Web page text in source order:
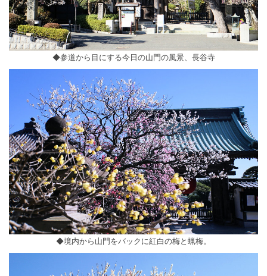
◆参道から目にする今日の山門の風景、長谷寺
◆境内から山門をバックに紅白の梅と蝋梅。